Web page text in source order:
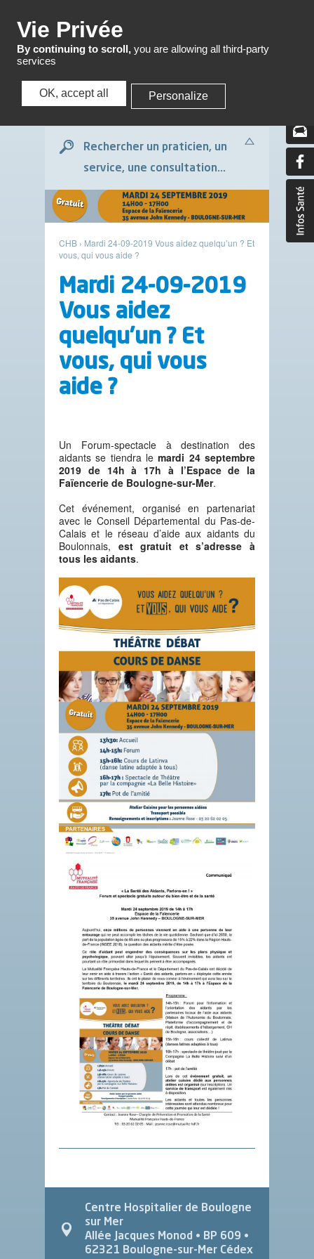
Menu
Rechercher un praticien, un
service, une consultation...
CHB › Mardi 24-09-2019 Vous aidez quelqu’un ? Et
vous, qui vous aide ?
Mardi 24-09-2019
Vous aidez
quelqu’un ? Et
vous, qui vous
aide ?
Un Forum-spectacle à destination des
aidants se tiendra lemardi 24 septembre
2019 de 14h à 17h à l’Espace de la
Faïencerie de Boulogne-sur-Mer.
Cet événement, organisé en partenariat
avec le Conseil Départemental du Pas-de-
Calais et le réseau d’aide aux aidants du
Boulonnais, est gratuit et s’adresse à
tous les aidants.
Centre Hospitalier de Boulogne
sur Mer
Allée Jacques Monod • BP 609 •
62321 Boulogne-sur-Mer Cédex
Vie Privée
By continuing to scroll, you are allowing all third-party
services
OK, accept all Personalize